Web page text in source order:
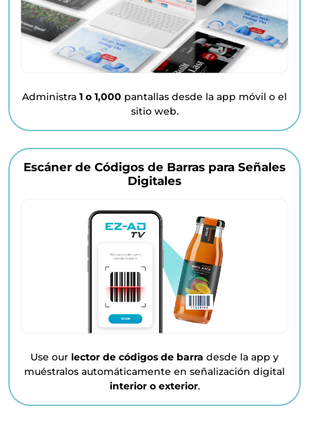
Administra 1 o 1,000 pantallas desde la app móvil o el
sitio web.
Escáner de Códigos de Barras para Señales
Digitales
Use our lector de códigos de barra desde la app y
muéstralos automáticamente en señalización digital
interior o exterior.